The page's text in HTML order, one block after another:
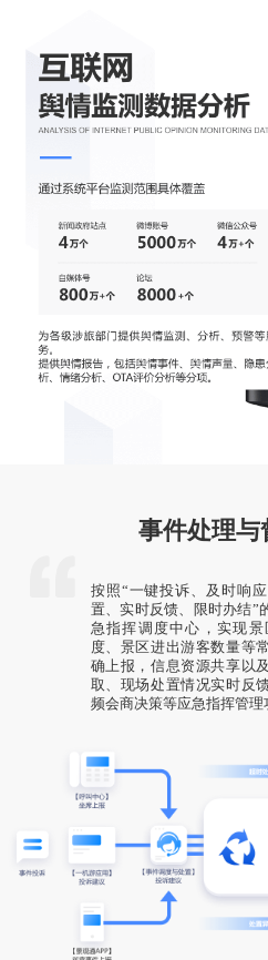
事件处理与
按照“一键投诉、及时响
置、实时反馈、限时办结”
急指挥调度中心，实现
度、景区进出游客数量等
确上报，信息资源共享以
取、现场处置情况实时反
频会商决策等应急指挥管理